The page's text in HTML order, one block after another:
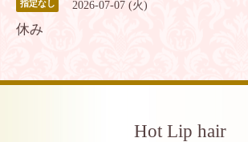
指定なし 2026-07-07 (火)
休み
Hot Lip hair